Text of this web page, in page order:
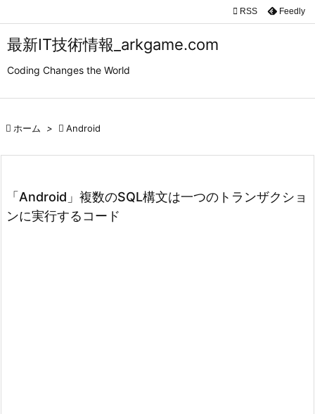
最新IT技術情報_arkgame.com
Coding Changes the World


 RSS Feedly
 ホーム >  Android
「Android」複数のSQL構文は一つのトランザクショ
ンに実行するコード